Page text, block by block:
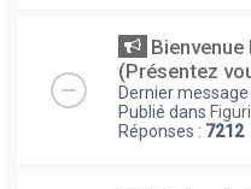
(Présentez
Dernier
Publié dans
Réponses : 7212